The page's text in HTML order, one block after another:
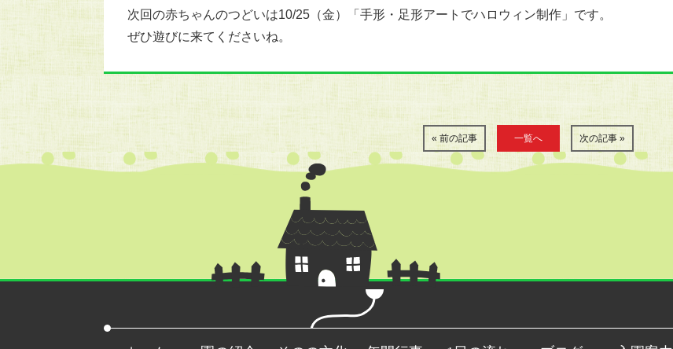
次回の赤ちゃんのつどいは10/25（金）「手形・足形アートでハロウィン制作」です。
ぜひ遊びに来てくださいね。
« 前の記事 一覧へ 次の記事 »